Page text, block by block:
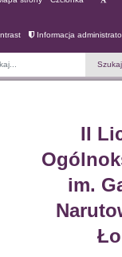
Informacja
II
im.